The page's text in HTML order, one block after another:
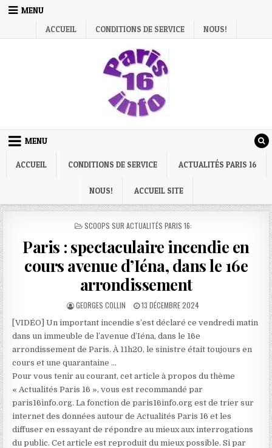
Skip
MENU
ACCUEIL
CONDITIONS DE SERVICE NOUS!
MENU
ACCUEIL CONDITIONS DE SERVICE ACTUALITÉS PARIS 16
NOUS! ACCUEIL SITE
POSTED
SCOOPS SUR ACTUALITÉS PARIS 16:
Paris : spectaculaire incendie en
cours avenue d’Iéna, dans le 16e
arrondissement
AUTHOR:
GEORGES COLLIN
PUBLISHED
13 DÉCEMBRE 2024
[VIDÉO] Un important incendie s’est déclaré ce vendredi matin
dans un immeuble de l’avenue d’Iéna, dans le 16e
arrondissement de Paris. À 11h20, le sinistre était toujours en
cours et une quarantaine …
Pour vous tenir au courant, cet article à propos du thème
« Actualités Paris 16 », vous est recommandé par
paris16info.org. La fonction de paris16info.org est de trier sur
internet des données autour de Actualités Paris 16 et les
diffuser en essayant de répondre au mieux aux interrogations
du public. Cet article est reproduit du mieux possible. Si par